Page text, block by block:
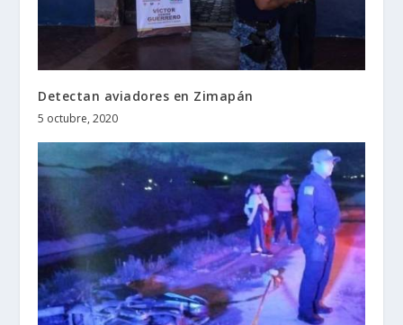
Detectan aviadores en Zimapán
5 octubre, 2020